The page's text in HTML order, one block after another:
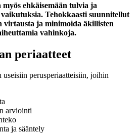
ehkäisemään tulvia ja
Tehokkaasti suunnitellut
virtausta ja minimoida äkillisten
vahinkoja.
periaatteet
perusperiaatteisiin, joihin
arviointi
ja sääntely